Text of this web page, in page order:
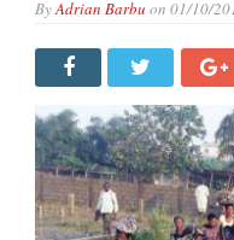
ByAdrian Barbu on 01/10/